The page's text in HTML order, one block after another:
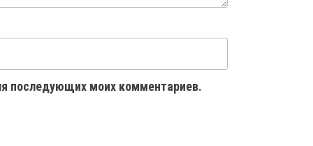
последующих моих комментариев.